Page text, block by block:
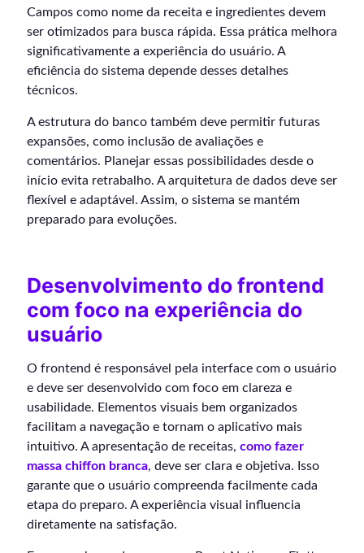
Campos como nome da receita e ingredientes devem
ser otimizados para busca rápida. Essa prática melhora
significativamente a experiência do usuário. A
eficiência do sistema depende desses detalhes
técnicos.
A estrutura do banco também deve permitir futuras
expansões, como inclusão de avaliações e
comentários. Planejar essas possibilidades desde o
início evita retrabalho. A arquitetura de dados deve ser
flexível e adaptável. Assim, o sistema se mantém
preparado para evoluções.
Desenvolvimento do frontend
com foco na experiência do
usuário
O frontend é responsável pela interface com o usuário
e deve ser desenvolvido com foco em clareza e
usabilidade. Elementos visuais bem organizados
facilitam a navegação e tornam o aplicativo mais
intuitivo. A apresentação de receitas, como fazer
massa chiffon branca, deve ser clara e objetiva. Isso
garante que o usuário compreenda facilmente cada
etapa do preparo. A experiência visual influencia
diretamente na satisfação.